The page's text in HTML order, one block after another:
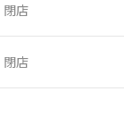
閉店
閉店